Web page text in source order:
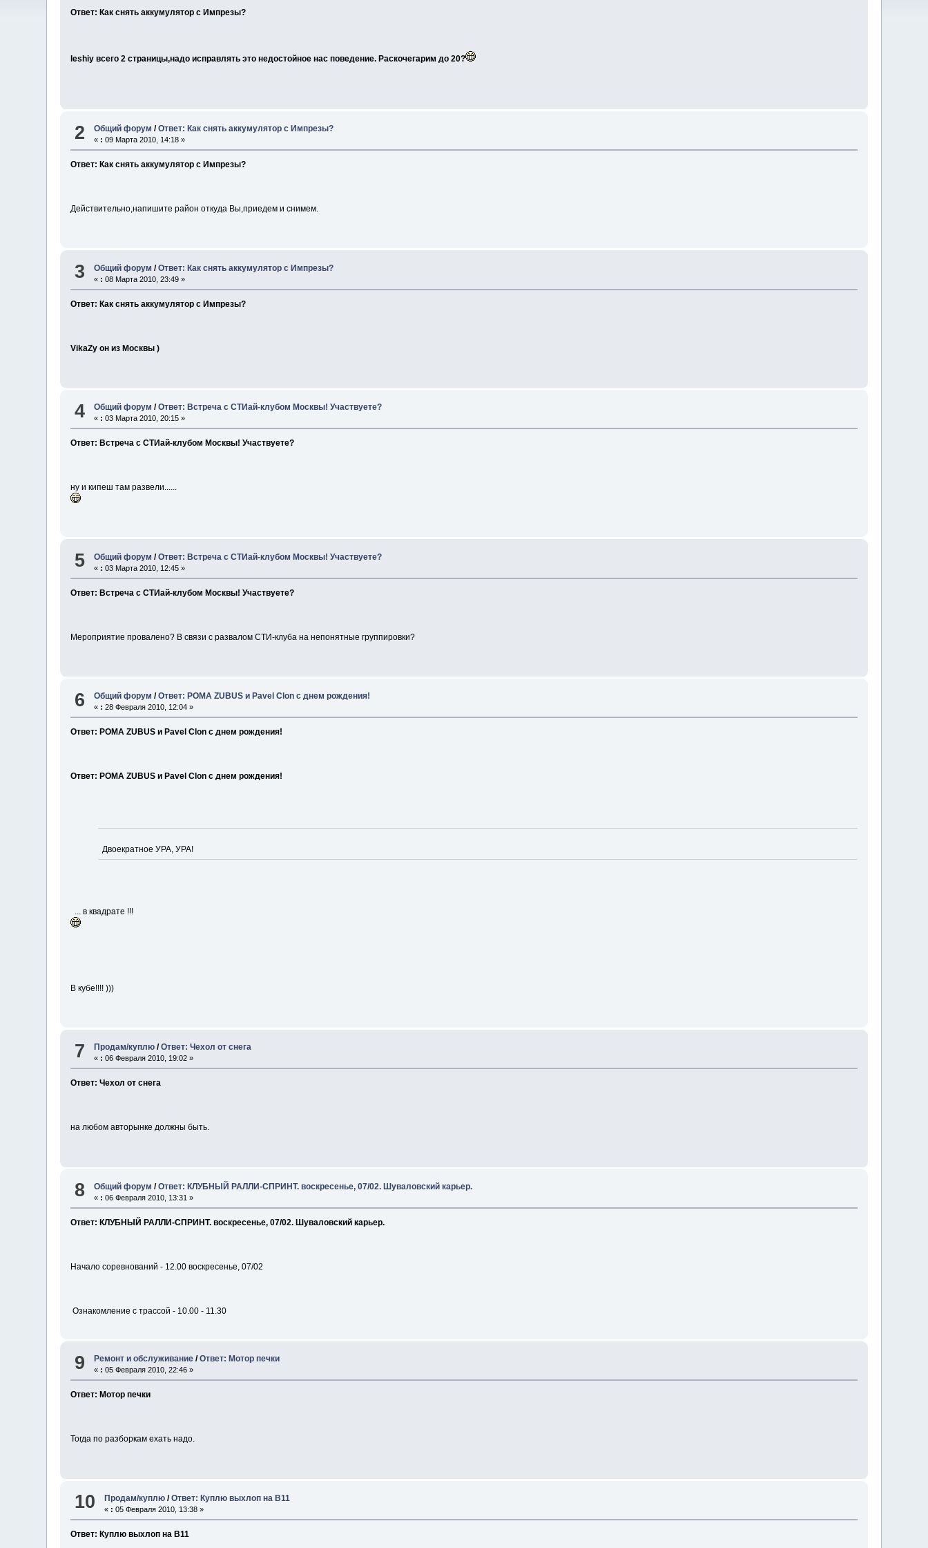
Ответ: Как снять аккумулятор с Импрезы?
leshiy всего 2 страницы,надо исправлять это недостойное нас поведение. Раскочегарим до 20?
2 Общий форум /Ответ: Как снять аккумулятор с Импрезы?
« : 09 Марта 2010, 14:18 »
Ответ: Как снять аккумулятор с Импрезы?
Действительно,напишите район откуда Вы,приедем и снимем.
3 Общий форум /Ответ: Как снять аккумулятор с Импрезы?
« : 08 Марта 2010, 23:49 »
Ответ: Как снять аккумулятор с Импрезы?
VikaZy он из Москвы )
4 Общий форум /Ответ: Встреча с СТИай-клубом Москвы! Участвуете?
« : 03 Марта 2010, 20:15 »
Ответ: Встреча с СТИай-клубом Москвы! Участвуете?
ну и кипеш там развели......
5 Общий форум /Ответ: Встреча с СТИай-клубом Москвы! Участвуете?
« : 03 Марта 2010, 12:45 »
Ответ: Встреча с СТИай-клубом Москвы! Участвуете?
Мероприятие провалено? В связи с развалом СТИ-клуба на непонятные группировки?
6 Общий форум /Ответ: РОМА ZUBUS и Pavel Clon c днем рождения!
« : 28 Февраля 2010, 12:04 »
Ответ: РОМА ZUBUS и Pavel Clon c днем рождения!
Ответ: РОМА ZUBUS и Pavel Clon c днем рождения!
Двоекратное УРА, УРА!
... в квадрате !!!
В кубе!!!! )))
7 Продам/куплю /Ответ: Чехол от снега
« : 06 Февраля 2010, 19:02 »
Ответ: Чехол от снега
на любом авторынке должны быть.
8 Общий форум /Ответ: КЛУБНЫЙ РАЛЛИ-СПРИНТ. воскресенье, 07/02. Шуваловский карьер.
« : 06 Февраля 2010, 13:31 »
Ответ: КЛУБНЫЙ РАЛЛИ-СПРИНТ. воскресенье, 07/02. Шуваловский карьер.
Начало соревнований - 12.00 воскресенье, 07/02
Ознакомление с трассой - 10.00 - 11.30
9 Ремонт и обслуживание /Ответ: Мотор печки
« : 05 Февраля 2010, 22:46 »
Ответ: Мотор печки
Тогда по разборкам ехать надо.
10 Продам/куплю /Ответ: Куплю выхлоп на B11
« : 05 Февраля 2010, 13:38 »
Ответ: Куплю выхлоп на B11